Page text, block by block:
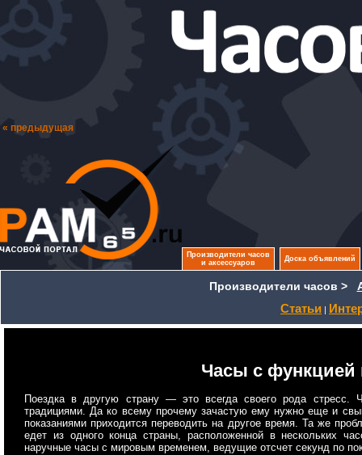
« предыдущая
Производители часов
и аксессуаров
Доска объявлений
Производители часов >
Статьи |
Часы с функцией
Поездка в другую страну — это всегда своего рода стресс.
традициями. Да ко всему прочему зачастую ему нужно еще и
показаниями приходится переводить на другое время. Та же
едет из одного конца страны, расположенной в нескольких
наручные часы с мировым временем, ведущие отсчет секунд по